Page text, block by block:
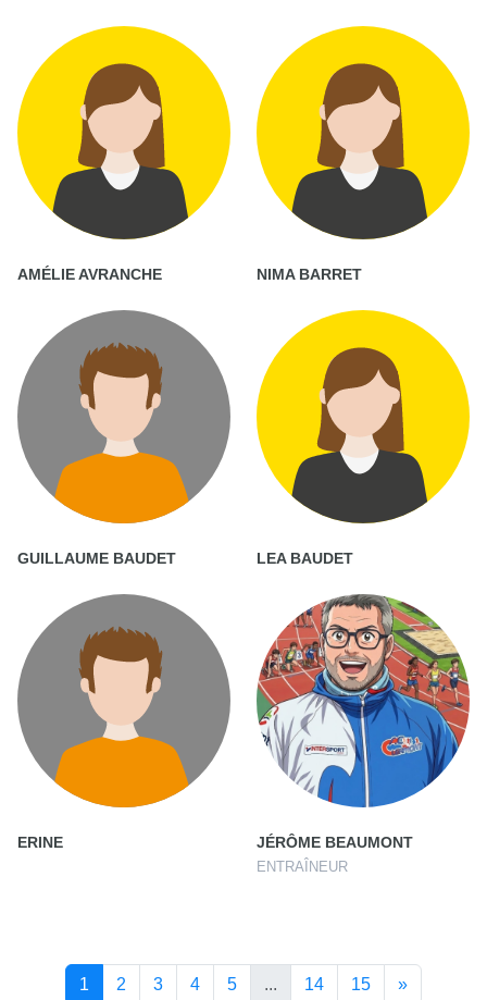
AMÉLIE AVRANCHE NIMA BARRET
GUILLAUME BAUDET LEA BAUDET
ERINE JÉRÔME BEAUMONT
ENTRAÎNEUR
1 2 3 4 5 ... 14 15 »